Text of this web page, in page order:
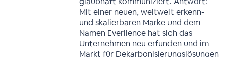
Mit einer neuen, weltweit erkenn-
und skalierbaren Marke und dem
Namen Everllence hat sich das
Unternehmen neu erfunden und im
Markt für Dekarbonisierungslösungen